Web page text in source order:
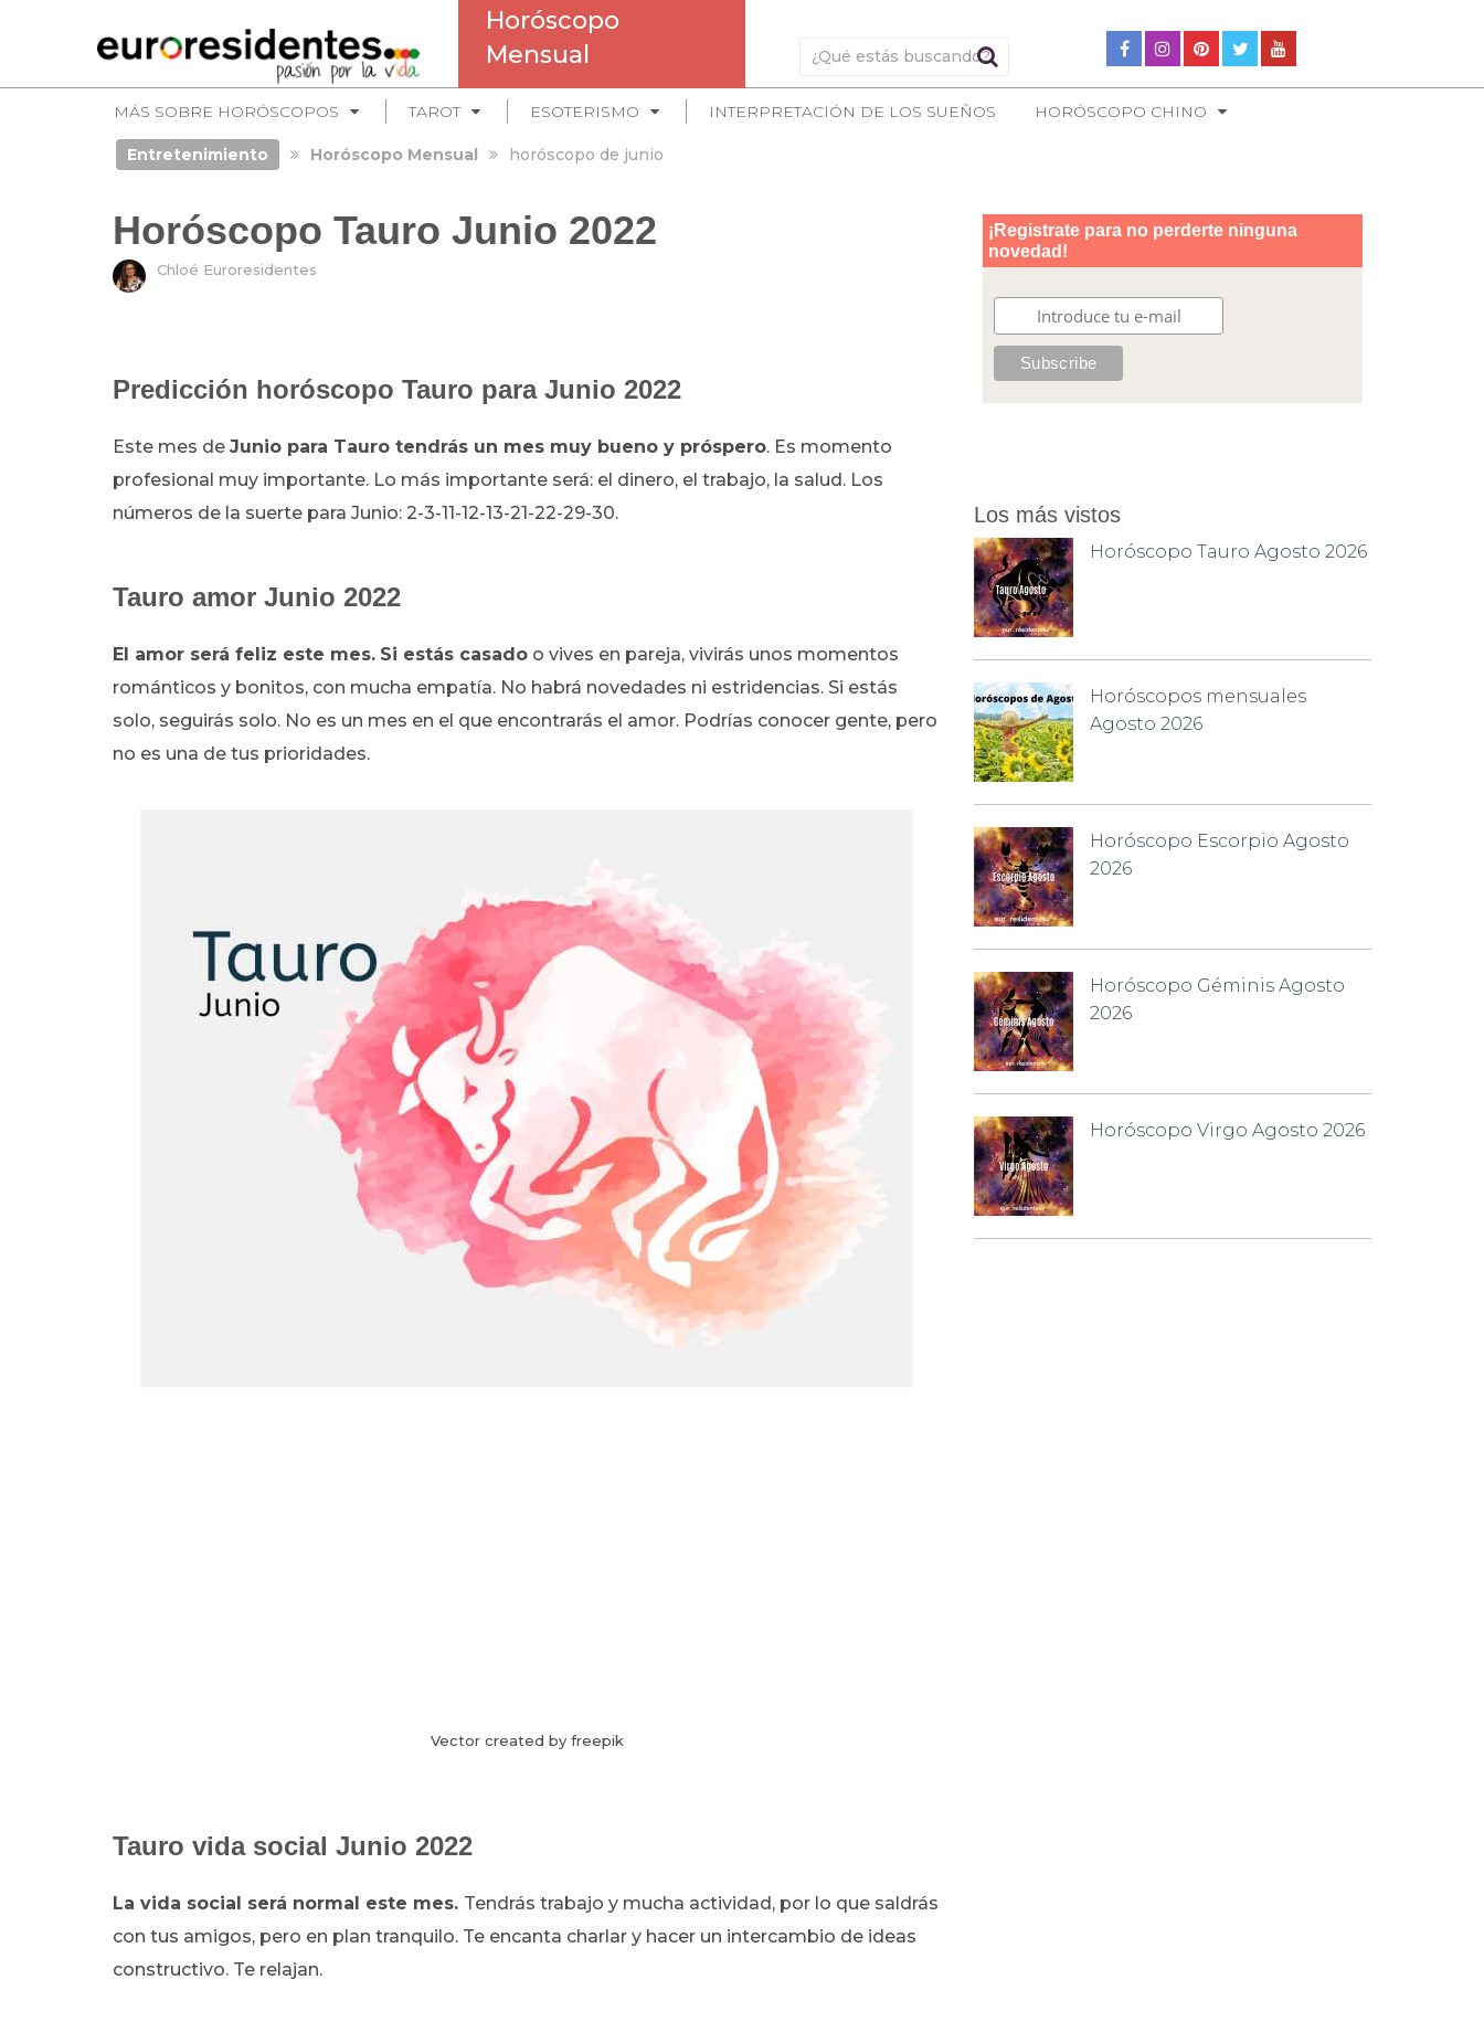
Horóscopo
Mensual
MÁS SOBRE HORÓSCOPOS TAROT ESOTERISMO INTERPRETACIÓN DE LOS SUEÑOS HORÓSCOPO CHINO
Entretenimiento Horóscopo Mensual horóscopo de junio
Horóscopo Tauro Junio 2022
Chloé Euroresidentes
Predicción horóscopo Tauro para Junio 2022
Este mes de Junio para Tauro tendrás un mes muy bueno y próspero. Es momento
profesional muy importante. Lo más importante será: el dinero, el trabajo, la salud. Los
números de la suerte para Junio: 2-3-11-12-13-21-22-29-30.
Tauro amor Junio 2022
El amor será feliz este mes. Si estás casado o vives en pareja, vivirás unos momentos
románticos y bonitos, con mucha empatía. No habrá novedades ni estridencias. Si estás
solo, seguirás solo. No es un mes en el que encontrarás el amor. Podrías conocer gente, pero
no es una de tus prioridades.
Vector created by freepik
Tauro vida social Junio 2022
La vida social será normal este mes. Tendrás trabajo y mucha actividad, por lo que saldrás
con tus amigos, pero en plan tranquilo. Te encanta charlar y hacer un intercambio de ideas
constructivo. Te relajan.
Los más vistos
Horóscopo Tauro Agosto 2026
Horóscopos mensuales
Agosto 2026
Horóscopo Escorpio Agosto
2026
Horóscopo Géminis Agosto
2026
Horóscopo Virgo Agosto 2026